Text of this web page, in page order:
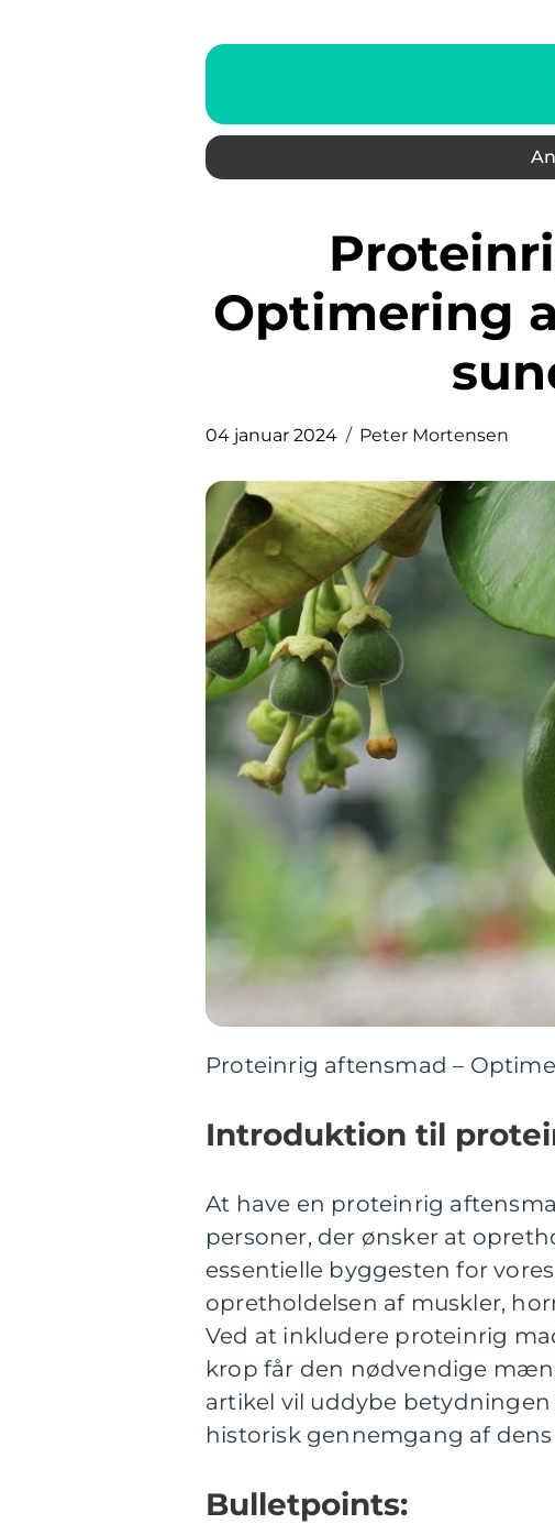
Proteinrig aftensmad
Optimering
04 januar 2024 Peter Mortensen
Proteinrig aftensmad –
Introduktion til
At have en proteinrig
personer, der ønsker at
essentielle byggesten for
opretholdelsen af muskler,
Ved at inkludere proteinrig
krop får den nødvendige
artikel vil uddybe
historisk gennemgang af
Bulletpoints: